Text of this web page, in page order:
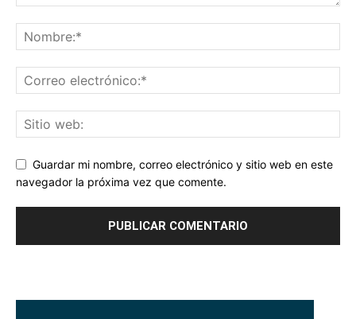
Guardar mi nombre, correo electrónico y sitio web en este
navegador la próxima vez que comente.